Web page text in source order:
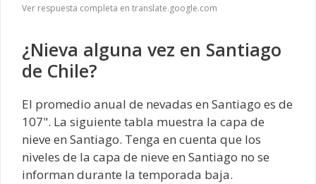
Ver respuesta completa en translate.google.com
¿Nieva alguna vez en Santiago
de Chile?
El promedio anual de nevadas en Santiago es de
107". La siguiente tabla muestra la capa de
nieve en Santiago. Tenga en cuenta que los
niveles de la capa de nieve en Santiago no se
informan durante la temporada baja.